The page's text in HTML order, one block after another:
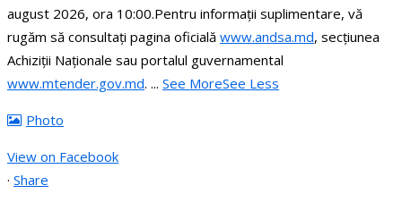
august 2026, ora 10:00.Pentru informații suplimentare, vă
rugăm să consultați pagina oficială www.andsa.md, secțiunea
Achiziții Naționale sau portalul guvernamental
www.mtender.gov.md. ... See MoreSee Less
Photo
View on Facebook
· Share